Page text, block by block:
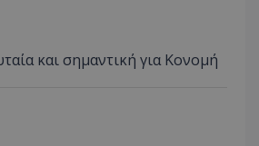
και σημαντική για Κονομή